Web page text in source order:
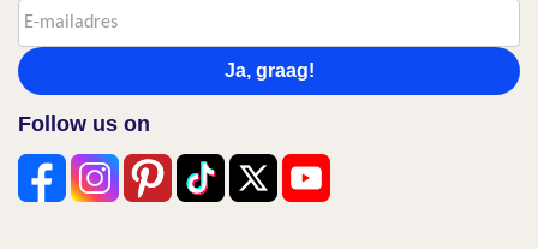
Ja, graag!
Follow us on